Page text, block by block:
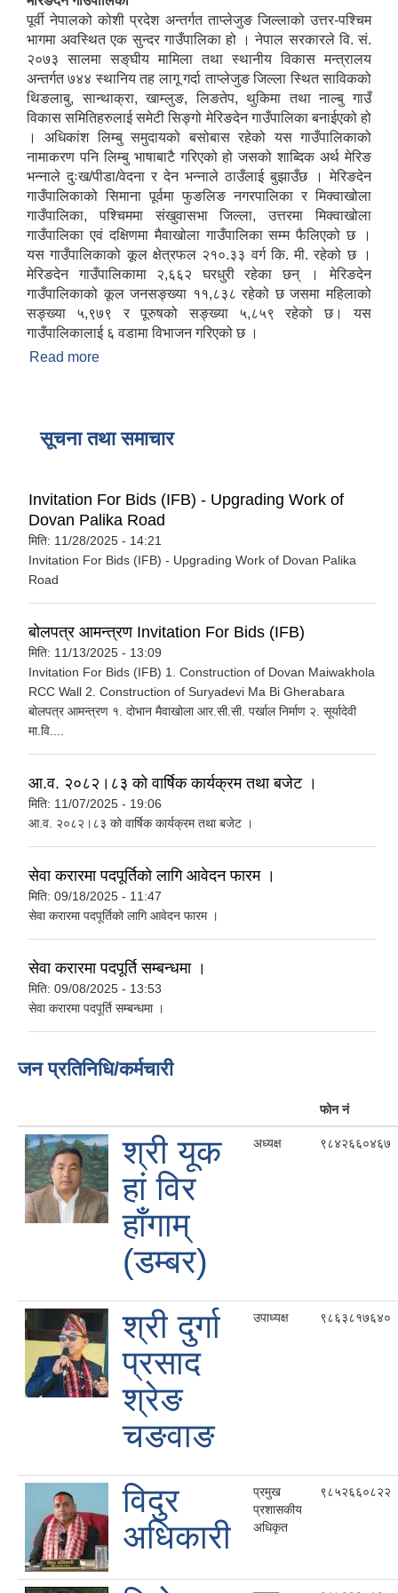
पूर्वी नेपालको कोशी प्रदेश अन्तर्गत ताप्लेजुङ जिल्लाको उत्तर-पश्‍चिम
भागमा अवस्थित एक सुन्दर गाउँपालिका हो । नेपाल सरकारले वि. सं.
२०७३ सालमा सङ्‌घीय मामिला तथा स्थानीय विकास मन्‍त्रालय
अन्तर्गत ७४४ स्थानिय तह लागू गर्दा ताप्लेजुङ जिल्ला स्थित साविकको
थिङलाबु, सान्थाक्रा, खाम्लुङ, लिङतेप, थुकिमा तथा नाल्बु गाउँ
विकास समितिहरुलाई समेटी सिङ्‍गो मेरिङदेन गाउँपालिका बनाईएको हो
। अधिकांश लिम्बु समुदायको बसोबास रहेको यस गाउँपालिकाको
नामाकरण पनि लिम्बु भाषाबाटै गरिएको हो जसको शाब्दिक अर्थ मेरिङ
भन्‍नाले दुःख/पीडा/वेदना र देन भन्‍नाले ठाउँलाई बुझाउँछ । मेरिङदेन
गाउँपालिकाको सिमाना पूर्वमा फुङलिङ नगरपालिका र मिक्‍वाखोला
गाउँपालिका, पश्‍चिममा संखुवासभा जिल्ला, उत्तरमा मिक्‍वाखोला
गाउँपालिका एवं दक्षिणमा मैवाखोला गाउँपालिका सम्म फैलिएको छ ।
यस गाउँपालिकाको कूल क्षेत्रफल २१०.३३ वर्ग कि. मी. रहेको छ ।
मेरिङदेन गाउँपालिकामा २,६६२ घरधुरी रहेका छन् । मेरिङदेन
गाउँपालिकाको कूल जनसङ्ख्या ११,८३८ रहेको छ जसमा महिलाको
सङ्ख्या ५,९७९ र पूरुषको सङ्ख्या ५,८५९ रहेको छ। यस
गाउँपालिकालाई ६ वडामा विभाजन गरिएको छ ।
Read more
सूचना तथा समाचार
Invitation For Bids (IFB) - Upgrading Work of
Dovan Palika Road
मिति: 11/28/2025 - 14:21
Invitation For Bids (IFB) - Upgrading Work of Dovan Palika
Road
बोलपत्र आमन्त्रण Invitation For Bids (IFB)
मिति: 11/13/2025 - 13:09
Invitation For Bids (IFB) 1. Construction of Dovan Maiwakhola
RCC Wall 2. Construction of Suryadevi Ma Bi Gherabara
बोलपत्र आमन्त्रण १. दोभान मैवाखोला आर.सी.सी. पर्खाल निर्माण २. सूर्यादेवी
मा.वि....
आ.व. २०८२।८३ को वार्षिक कार्यक्रम तथा बजेट ।
मिति: 11/07/2025 - 19:06
आ.व. २०८२।८३ को वार्षिक कार्यक्रम तथा बजेट ।
सेवा करारमा पदपूर्तिको लागि आवेदन फारम ।
मिति: 09/18/2025 - 11:47
सेवा करारमा पदपूर्तिको लागि आवेदन फारम ।
सेवा करारमा पदपूर्ति सम्बन्धमा ।
मिति: 09/08/2025 - 13:53
सेवा करारमा पदपूर्ति सम्बन्धमा ।
जन प्रतिनिधि/कर्मचारी
फोन नं
श्री यूक
हां विर
हाँगाम्
(डम्बर)
अध्यक्ष ९८४२६६०४६७
श्री दुर्गा
प्रसाद
श्रेङ
चङवाङ
उपाध्यक्ष ९८६३८१७६४०
विदुर
अधिकारी
प्रमुख
प्रशासकीय
अधिकृत
९८५२६६०८२२